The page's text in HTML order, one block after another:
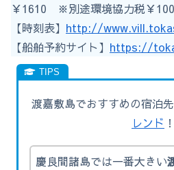
￥1610 ※別途環境協力税￥100
【時刻表】 http://
【船舶予約サイト】 https://
渡嘉敷島でおすすめの宿泊
レンド ！
慶良間諸島では一番大きい